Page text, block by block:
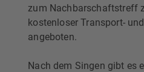
zum Nachbarschaftstreff
kostenloser Transport-
angeboten.
Nach dem Singen gibt es